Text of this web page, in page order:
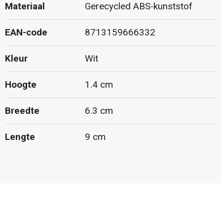
Materiaal Gerecycled ABS-kunststof
EAN-code 8713159666332
Kleur Wit
Hoogte 1.4 cm
Breedte 6.3 cm
Lengte 9 cm